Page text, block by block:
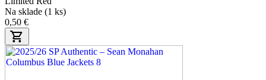
Na sklade (1 ks)
0,50 €